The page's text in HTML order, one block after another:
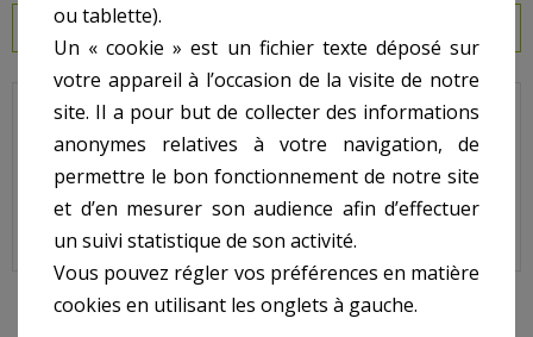
EN SAVOIR PLUS
Hayward - Pour Filtre Side Polyester NG520 NG640 - N° 24 -
Tuyau PVC 50 x 2,4
Code : NGX440024
Sur image, N° 24
ou tablette).
Un « cookie » est un fichier texte déposé sur
votre appareil à l’occasion de la visite de notre
site. Il a pour but de collecter des informations
anonymes relatives à votre navigation, de
permettre le bon fonctionnement de notre site
et d’en mesurer son audience afin d’effectuer
un suivi statistique de son activité.
Vous pouvez régler vos préférences en matière
cookies en utilisant les onglets à gauche.